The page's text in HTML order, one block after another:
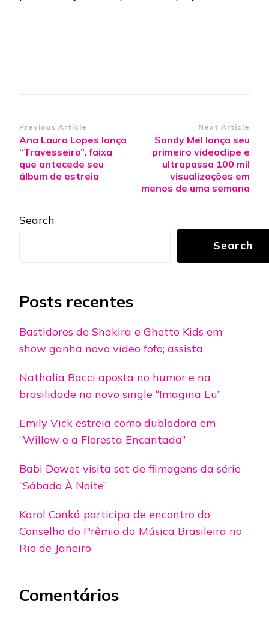
Post
Navigation
Previous Article
Ana Laura Lopes lança
“Travesseiro”, faixa
que antecede seu
álbum de estreia
Next Article
Sandy Mel lança seu
primeiro videoclipe e
ultrapassa 100 mil
visualizações em
menos de uma semana
Search
Search
Posts recentes
Bastidores de Shakira e Ghetto Kids em
show ganha novo vídeo fofo; assista
Nathalia Bacci aposta no humor e na
brasilidade no novo single “Imagina Eu”
Emily Vick estreia como dubladora em
“Willow e a Floresta Encantada”
Babi Dewet visita set de filmagens da série
“Sábado À Noite”
Karol Conká participa de encontro do
Conselho do Prêmio da Música Brasileira no
Rio de Janeiro
Comentários